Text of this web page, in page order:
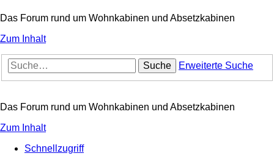
Das Forum rund um Wohnkabinen und Absetzkabinen
Zum Inhalt
Suche Erweiterte Suche
Das Forum rund um Wohnkabinen und Absetzkabinen
Zum Inhalt
Schnellzugriff